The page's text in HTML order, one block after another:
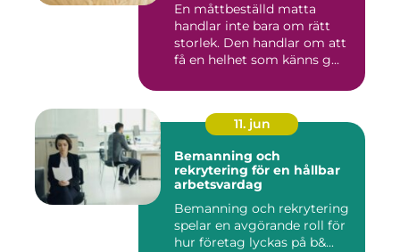
En måttbeställd matta
handlar inte bara om rätt
storlek. Den handlar om att
få en helhet som känns g...
11. jun
Bemanning och
rekrytering för en hållbar
arbetsvardag
Bemanning och rekrytering
spelar en avgörande roll för
hur företag lyckas på b&...